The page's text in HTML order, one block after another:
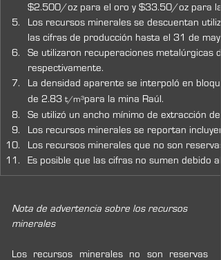
$2.500/oz para el oro y $33.50/oz para
Los recursos minerales se descuentan
las cifras de producción hasta el 31 de
Se utilizaron recuperaciones metalúrgicas
respectivamente.
La densidad aparente se interpoló en
de 2.83 t/m³para la mina Raúl.
Se utilizó un ancho mínimo de extracción
Los recursos minerales se reportan
Los recursos minerales que no son
Es posible que las cifras no sumen debido al
Nota de advertencia sobre los recursos
minerales
Los recursos minerales no son reservas